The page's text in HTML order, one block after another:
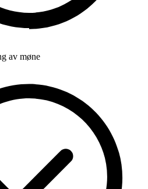
av møne